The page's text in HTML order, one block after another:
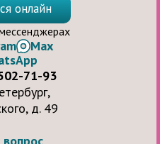
онлайн
Max
71-93
д. 49